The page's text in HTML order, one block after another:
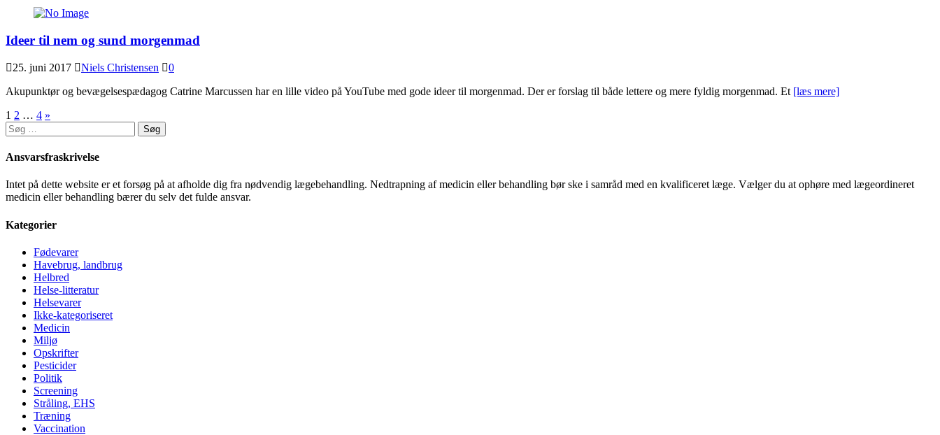
Ideer til nem og sund morgenmad
25. juni 2017 Niels Christensen
0
Akupunktør og bevægelsespædagog Catrine Marcussen har en lille video på YouTube med gode ideer til morgenmad. Der er forslag til både lettere og mere fyldig morgenmad. Et [læs mere]
Navigation
til
indlæg
1 2 … 4 »
Søg
efter:
Ansvarsfraskrivelse
Intet på dette website er et forsøg på at afholde dig fra nødvendig lægebehandling. Nedtrapning af medicin eller behandling bør ske i samråd med en kvalificeret læge. Vælger du at ophøre med lægeordineret
medicin eller behandling bærer du selv det fulde ansvar.
Kategorier
Fødevarer
Havebrug, landbrug
Helbred
Helse-litteratur
Helsevarer
Ikke-kategoriseret
Medicin
Miljø
Opskrifter
Pesticider
Politik
Screening
Stråling, EHS
Træning
Vaccination